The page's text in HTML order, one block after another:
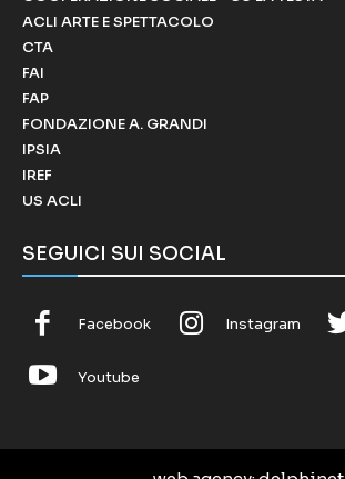
ACLI ARTE E SPETTACOLO
CTA
FAI
FAP
FONDAZIONE A. GRANDI
IPSIA
IREF
US ACLI
SEGUICI SUI SOCIAL
Facebook Instagram
Youtube